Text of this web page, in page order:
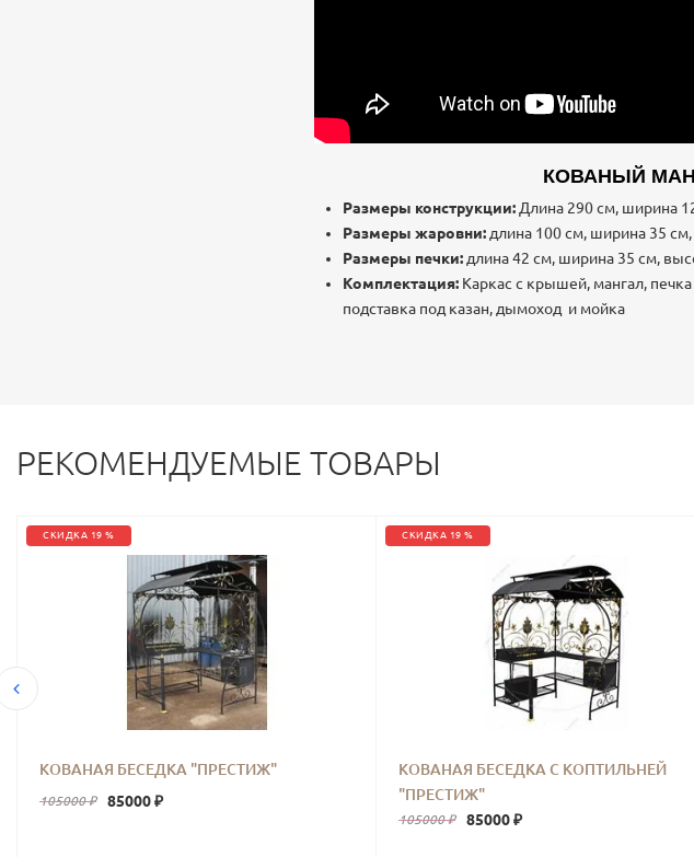
КОВАНЫЙ
Размеры конструкции: Длина 290 см, ширина
Размеры жаровни: длина 100 см, ширина 35 см,
Размеры печки: длина 42 см, ширина 35 см,
Комплектация: Каркас с крышей, мангал,
подставка под казан, дымоход и мойка
РЕКОМЕНДУЕМЫЕ ТОВАРЫ
СКИДКА 19 %
КОВАНАЯ БЕСЕДКА "ПРЕСТИЖ"
105000 ₽ 85000 ₽
СКИДКА 19 %
КОВАНАЯ БЕСЕДКА С КОПТИЛЬНЕЙ
"ПРЕСТИЖ"
105000 ₽ 85000 ₽